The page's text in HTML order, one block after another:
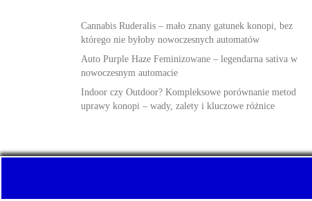
Cannabis Ruderalis – mało znany gatunek konopi, bez
którego nie byłoby nowoczesnych automatów
Auto Purple Haze Feminizowane – legendarna sativa w
nowoczesnym automacie
Indoor czy Outdoor? Kompleksowe porównanie metod
uprawy konopi – wady, zalety i kluczowe różnice